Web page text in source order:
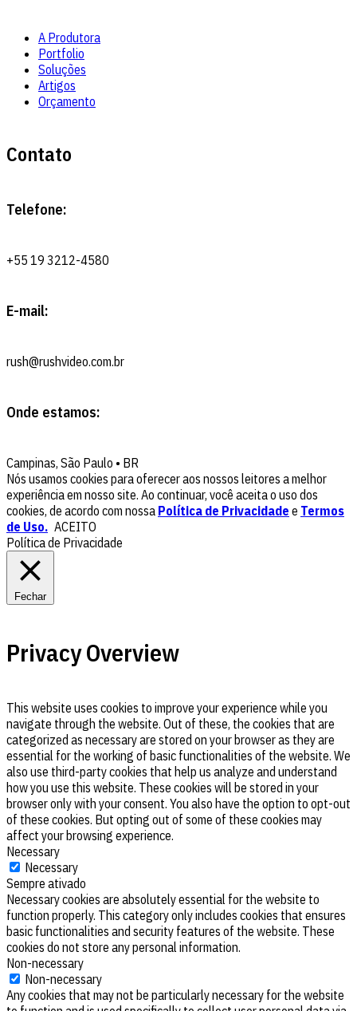
A Produtora
Portfolio
Soluções
Artigos
Orçamento
Contato
Telefone:
+55 19 3212-4580
E-mail:
rush@rushvideo.com.br
Onde estamos:
Campinas, São Paulo • BR
Nós usamos cookies para oferecer aos nossos leitores a melhor
experiência em nosso site. Ao continuar, você aceita o uso dos
cookies, de acordo com nossa Política de Privacidade e Termos
de Uso. ACEITO
Política de Privacidade
Fechar
Privacy Overview
This website uses cookies to improve your experience while you
navigate through the website. Out of these, the cookies that are
categorized as necessary are stored on your browser as they are
essential for the working of basic functionalities of the website. We
also use third-party cookies that help us analyze and understand
how you use this website. These cookies will be stored in your
browser only with your consent. You also have the option to opt-out
of these cookies. But opting out of some of these cookies may
affect your browsing experience.
Necessary
Necessary
Sempre ativado
Necessary cookies are absolutely essential for the website to
function properly. This category only includes cookies that ensures
basic functionalities and security features of the website. These
cookies do not store any personal information.
Non-necessary
Non-necessary
Any cookies that may not be particularly necessary for the website